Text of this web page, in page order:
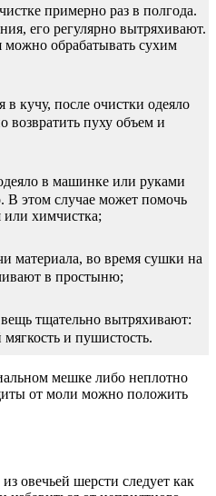
примерно раз в полгода.
его регулярно вытряхивают.
можно обрабатывать сухим
в кучу, после очистки одеяло
возвратить пуху объем и
в машинке или руками
В этом случае может помочь
или химчистка;
материала, во время сушки на
в простыню;
тщательно вытряхивают:
и пушистость.
мешке либо неплотно
от моли можно положить
овечьей шерсти следует как